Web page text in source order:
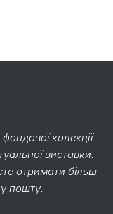
колекції
виставки.
отримати більш
пошту.